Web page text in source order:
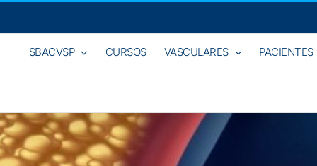
SBACVSP CURSOS VASCULARES PACIENTES